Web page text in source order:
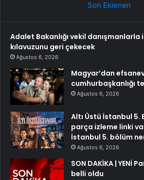
Son Eklenen
Adalet Bakanlığı vekil danışmanlarla
kılavuzunu geri çekecek
Ağustos 6, 2026
Magyar’dan
cumhurbaşkanlığı
Ağustos 6, 2026
Altı Üstü İstanbul 5.
parça izleme linki
İstanbul 5. bölüm
Ağustos 6, 2026
SON DAKİKA | YENİ
belli oldu